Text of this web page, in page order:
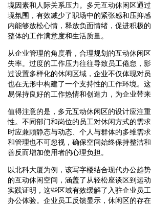
境因素和人际关系压力。多元互动休闲区通
境氛围，有效减少了职场中的紧张感和压抑
内能够放松心情，释放负面情绪，促进积极
整体的工作满意度和生活质量。
从企业管理的角度看，合理规划的互动休闲
失率。过度的工作压力往往导致员工倦怠，
过设置多样化的休闲区域，企业不仅体现对
也在无形中构建了一个支持性的工作环境。
易保持良好的工作热情和创造力，为企业带来
值得注意的是，多元互动休闲区的设计应注
性。不同部门和岗位的员工对休闲方式的需
时应兼顾静态与动态、个人与群体的多维需
和管理也不可忽视，确保空间始终保持整洁
善反而增加使用者的心理负担。
以北科大厦为例，该写字楼结合现代办公趋
的互动休闲空间，涵盖了从轻松座谈区到运
实践证明，这些区域有效缓解了入驻企业员
办公体验。企业员工反馈显示，休闲区的存